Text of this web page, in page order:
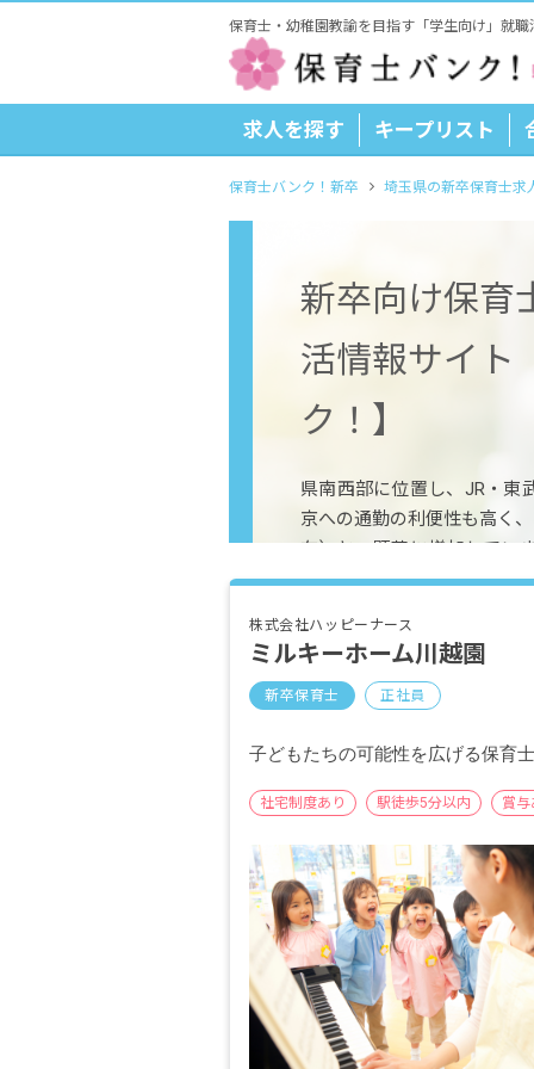
保育士・幼稚園教諭を目指す「学生向け」就職
求人を探す キープリスト
保育士バンク！新卒 埼玉県の新卒保育士求
新卒向け保育
活情報サイト
ク！】
県南西部に位置し、JR・東
京への通勤の利便性も高く
在）と、顕著に増加してい
くあるほか、パイオニア、
も多く、県内２位の製造品
株式会社ハッピーナース
ミルキーホーム川越園
新卒保育士 正社員
子どもたちの可能性を広げる保育
社宅制度あり 駅徒歩5分以内 賞与